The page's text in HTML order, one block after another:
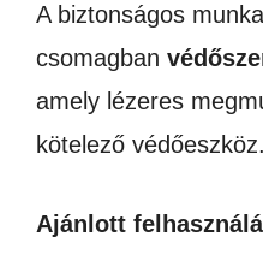
A biztonságos
csomagban
amely lézeres
kötelező védőeszköz.
Ajánlott